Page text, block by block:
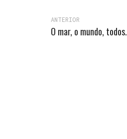
ANTERIOR
O mar, o mundo, todos.